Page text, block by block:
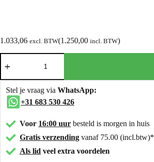
1.033,06 excl. BTW(1.250,00 incl. BTW)
Stel je vraag via WhatsApp:
+31 683 530 426
Voor 16:00 uur besteld is morgen in huis
Gratis verzending vanaf 75.00 (incl.btw)*
Als lid veel extra voordelen